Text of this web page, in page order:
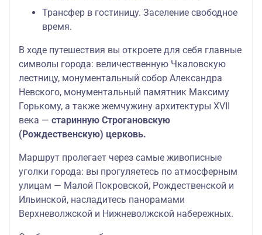
Трансфер в гостиницу. Заселение свободное
время.
В ходе путешествия вы откроете для себя главные
символы города: величественную Чкаловскую
лестницу, монументальный собор Александра
Невского, монументальный памятник Максиму
Горькому, а также жемчужину архитектуры XVII
века — старинную Строгановскую
(Рождественскую) церковь.
Маршрут пролегает через самые живописные
уголки города: вы прогуляетесь по атмосферным
улицам — Малой Покровской, Рождественской и
Ильинской, насладитесь панорамами
Верхневолжской и Нижневолжской набережных.